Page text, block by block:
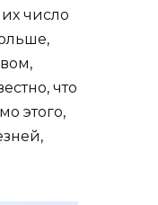
число
что
этого,